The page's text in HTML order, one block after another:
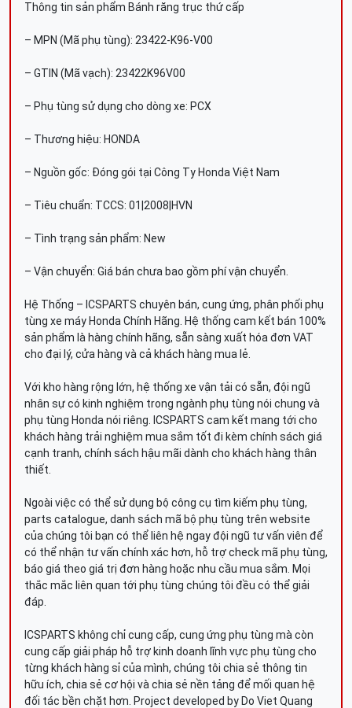
Thông tin sản phẩm Bánh răng trục thứ cấp
– MPN (Mã phụ tùng): 23422-K96-V00
– GTIN (Mã vạch): 23422K96V00
– Phụ tùng sử dụng cho dòng xe: PCX
– Thương hiệu: HONDA
– Nguồn gốc: Đóng gói tại Công Ty Honda Việt Nam
– Tiêu chuẩn: TCCS: 01|2008|HVN
– Tình trạng sản phẩm: New
– Vận chuyển: Giá bán chưa bao gồm phí vận chuyển.
Hệ Thống – ICSPARTS chuyên bán, cung ứng, phân phối phụ
tùng xe máy Honda Chính Hãng. Hệ thống cam kết bán 100%
sản phẩm là hàng chính hãng, sẵn sàng xuất hóa đơn VAT
cho đại lý, cửa hàng và cả khách hàng mua lẻ.
Với kho hàng rộng lớn, hệ thống xe vận tải có sẵn, đội ngũ
nhân sự có kinh nghiệm trong ngành phụ tùng nói chung và
phụ tùng Honda nói riêng. ICSPARTS cam kết mang tới cho
khách hàng trải nghiệm mua sắm tốt đi kèm chính sách giá
cạnh tranh, chính sách hậu mãi dành cho khách hàng thân
thiết.
Ngoài việc có thể sử dụng bộ công cụ tìm kiếm phụ tùng,
parts catalogue, danh sách mã bộ phụ tùng trên website
của chúng tôi bạn có thể liên hệ ngay đội ngũ tư vấn viên để
có thể nhận tư vấn chính xác hơn, hỗ trợ check mã phụ tùng,
báo giá theo giá trị đơn hàng hoặc nhu cầu mua sắm. Mọi
thắc mắc liên quan tới phụ tùng chúng tôi đều có thể giải
đáp.
ICSPARTS không chỉ cung cấp, cung ứng phụ tùng mà còn
cung cấp giải pháp hỗ trợ kinh doanh lĩnh vực phụ tùng cho
từng khách hàng sỉ của mình, chúng tôi chia sẻ thông tin
hữu ích, chia sẻ cơ hội và chia sẻ nền tảng để mối quan hệ
đối tác bền chặt hơn. Project developed by Do Viet Quang